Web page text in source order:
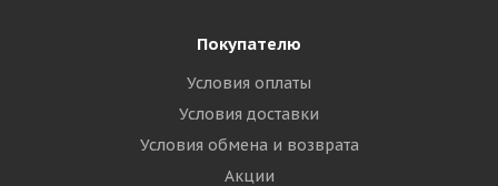
Покупателю
Условия оплаты
Условия доставки
Условия обмена и возврата
Акции